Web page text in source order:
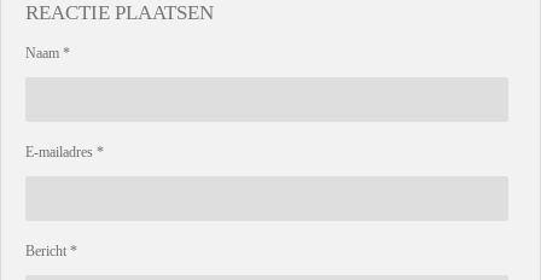
REACTIE PLAATSEN
Naam *
E-mailadres *
Bericht *